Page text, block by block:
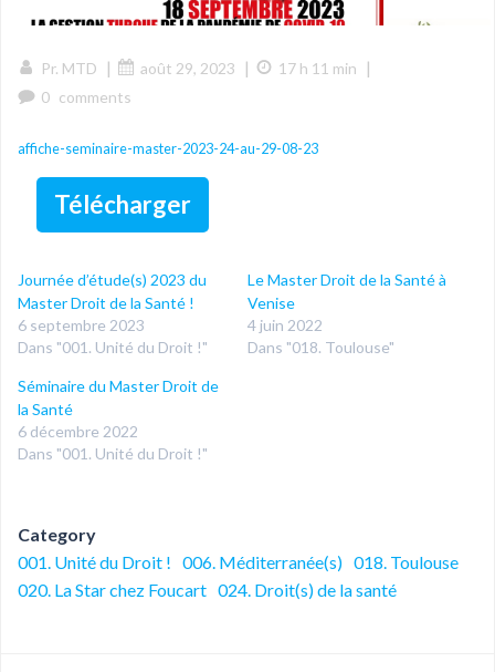
Pr. MTD | août 29, 2023 | 17 h 11 min |
0 comments
affiche-seminaire-master-2023-24-au-29-08-23
Télécharger
Journée d’étude(s) 2023 du
Master Droit de la Santé !
6 septembre 2023
Dans "001. Unité du Droit !"
Le Master Droit de la Santé à
Venise
4 juin 2022
Dans "018. Toulouse"
Séminaire du Master Droit de
la Santé
6 décembre 2022
Dans "001. Unité du Droit !"
Category
001. Unité du Droit ! 006. Méditerranée(s) 018. Toulouse
020. La Star chez Foucart 024. Droit(s) de la santé